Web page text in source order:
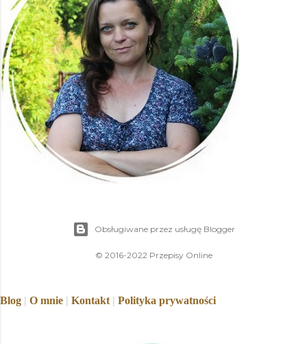
Obsługiwane przez usługę Blogger
© 2016-2022 Przepisy Online
Blog | O mnie | Kontakt | Polityka prywatności